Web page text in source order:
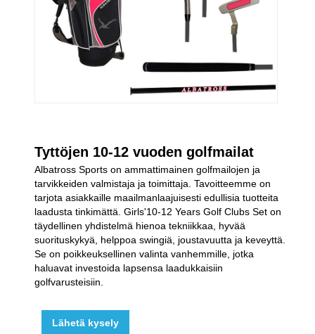
Tyttöjen 10-12 vuoden golfmailat
Albatross Sports on ammattimainen golfmailojen ja
tarvikkeiden valmistaja ja toimittaja. Tavoitteemme on
tarjota asiakkaille maailmanlaajuisesti edullisia tuotteita
laadusta tinkimättä. Girls'10-12 Years Golf Clubs Set on
täydellinen yhdistelmä hienoa tekniikkaa, hyvää
suorituskykyä, helppoa swingiä, joustavuutta ja keveyttä.
Se on poikkeuksellinen valinta vanhemmille, jotka
haluavat investoida lapsensa laadukkaisiin
golfvarusteisiin.
Lähetä kysely